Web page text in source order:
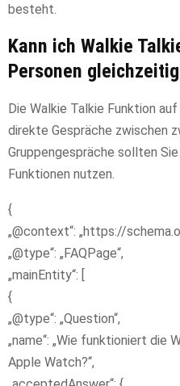
besteht.
Kann ich Walkie
Personen
Die Walkie Talkie Funktion
direkte Gespräche zwischen
Gruppengespräche sollten
Funktionen nutzen.
{
„@context“: „https://
„@type“: „FAQPage“,
„mainEntity“: [
{
„@type“: „Question“,
„name“: „Wie funktioniert die
Apple Watch?“,